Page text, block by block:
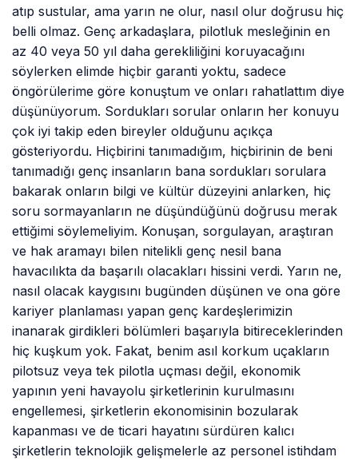
atıp sustular, ama yarın ne olur, nasıl olur doğrusu hiç
belli olmaz. Genç arkadaşlara, pilotluk mesleğinin en
az 40 veya 50 yıl daha gerekliliğini koruyacağını
söylerken elimde hiçbir garanti yoktu, sadece
öngörülerime göre konuştum ve onları rahatlattım diye
düşünüyorum. Sordukları sorular onların her konuyu
çok iyi takip eden bireyler olduğunu açıkça
gösteriyordu. Hiçbirini tanımadığım, hiçbirinin de beni
tanımadığı genç insanların bana sordukları sorulara
bakarak onların bilgi ve kültür düzeyini anlarken, hiç
soru sormayanların ne düşündüğünü doğrusu merak
ettiğimi söylemeliyim. Konuşan, sorgulayan, araştıran
ve hak aramayı bilen nitelikli genç nesil bana
havacılıkta da başarılı olacakları hissini verdi. Yarın ne,
nasıl olacak kaygısını bugünden düşünen ve ona göre
kariyer planlaması yapan genç kardeşlerimizin
inanarak girdikleri bölümleri başarıyla bitireceklerinden
hiç kuşkum yok. Fakat, benim asıl korkum uçakların
pilotsuz veya tek pilotla uçması değil, ekonomik
yapının yeni havayolu şirketlerinin kurulmasını
engellemesi, şirketlerin ekonomisinin bozularak
kapanması ve de ticari hayatını sürdüren kalıcı
şirketlerin teknolojik gelişmelerle az personel istihdam